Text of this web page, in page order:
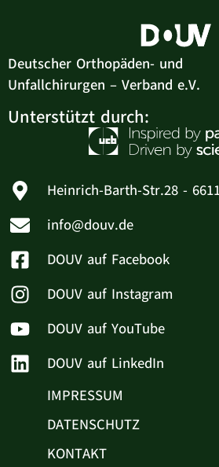
Deutscher Orthopäden- und
Unfallchirurgen – Verband e.V.
Unterstützt durch:
Heinrich-Barth-Str.28 -
info@douv.de
DOUV auf Facebook
DOUV auf Instagram
DOUV auf YouTube
DOUV auf LinkedIn
IMPRESSUM
DATENSCHUTZ
KONTAKT